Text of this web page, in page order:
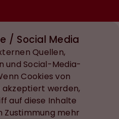
/ Social Media
Quellen,
und Social-Media-
Cookies von
werden,
auf diese Inhalte
Zustimmung mehr